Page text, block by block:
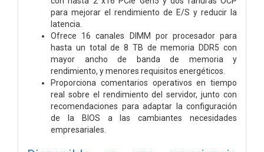
para mejorar el rendimiento de E/S y reducir la
latencia.
Ofrece 16 canales DIMM por procesador para
hasta un total de 8 TB de memoria DDR5 con
mayor ancho de banda de memoria y
rendimiento, y menores requisitos energéticos.
Proporciona comentarios operativos en tiempo
real sobre el rendimiento del servidor, junto con
recomendaciones para adaptar la configuración
de la BIOS a las cambiantes necesidades
empresariales.